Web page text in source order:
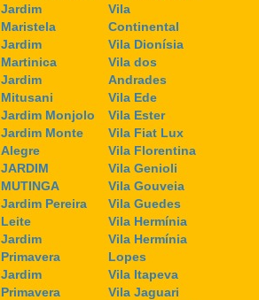
Jardim
Maristela
Jardim
Martinica
Jardim
Mitusani
Jardim Monjolo
Jardim Monte
Alegre
JARDIM
MUTINGA
Jardim Pereira
Leite
Jardim
Primavera
Jardim
Primavera
Vila
Continental
Vila Dionísia
Vila dos
Andrades
Vila Ede
Vila Ester
Vila Fiat Lux
Vila Florentina
Vila Genioli
Vila Gouveia
Vila Guedes
Vila Hermínia
Vila Hermínia
Lopes
Vila Itapeva
Vila Jaguari